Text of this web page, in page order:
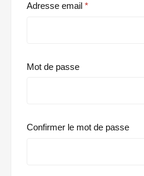
Adresse email
Mot de passe
Confirmer le mot de passe